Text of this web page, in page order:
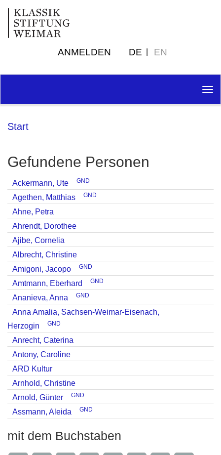
ANMELDEN DE EN
Start
Gefundene Personen
Ackermann, Ute GND
Agethen, Matthias GND
Ahne, Petra
Ahrendt, Dorothee
Ajibe, Cornelia
Albrecht, Christine
Amigoni, Jacopo
GND
Amtmann, Eberhard GND
Ananieva, Anna GND
Anna Amalia, Sachsen-Weimar-Eisenach,
Herzogin
GND
Anrecht, Caterina
Antony, Caroline
ARD Kultur
Arnhold, Christine
Arnold, Günter
GND
Assmann, Aleida GND
mit dem Buchstaben